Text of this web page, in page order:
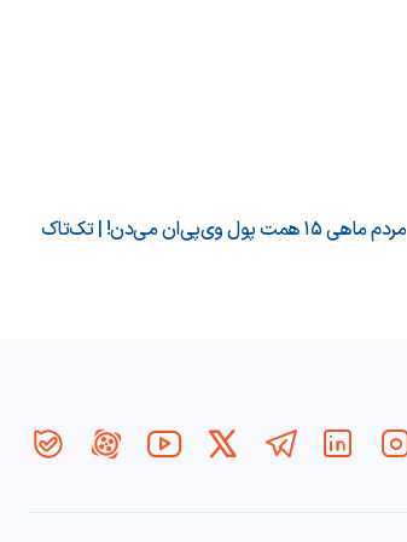
مردم ماهی ۱۵ همت پول وی‌پی‌ان می‌دن! | تک‌تاک